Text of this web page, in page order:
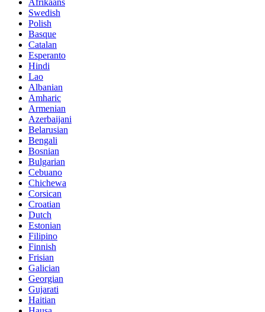
Afrikaans
Swedish
Polish
Basque
Catalan
Esperanto
Hindi
Lao
Albanian
Amharic
Armenian
Azerbaijani
Belarusian
Bengali
Bosnian
Bulgarian
Cebuano
Chichewa
Corsican
Croatian
Dutch
Estonian
Filipino
Finnish
Frisian
Galician
Georgian
Gujarati
Haitian